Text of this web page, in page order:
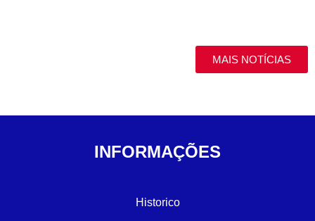
MAIS NOTÍCIAS
INFORMAÇÕES
Historico